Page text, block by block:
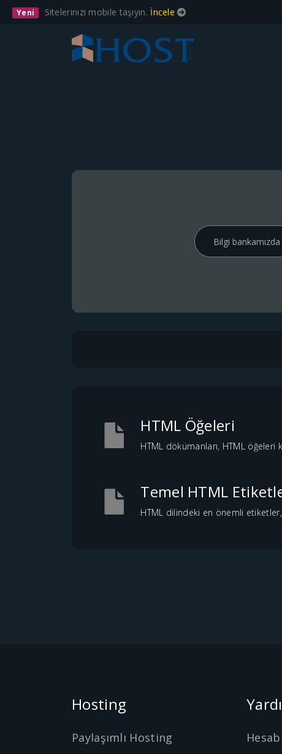
Yeni Sitelerinizi mobile taşıyın. İncele
HTML Öğeleri
HTML dökümanları, HTML öğeleri
Temel HTML
HTML dilindeki en önemli
Hosting
Paylaşımlı Hosting